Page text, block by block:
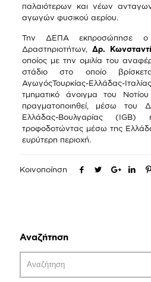
παλαιότερων και νέων
αγωγών φυσικού αερίου.
Την ΔΕΠΑ εκπροσώπησε ο
Δραστηριοτήτων, Δρ.
οποίος με την ομιλία του
στάδιο στο οποίο
ΑγωγόςΤουρκίας-Ελλάδας-
τμηματικό άνοιγμα του
πραγματοποιηθεί, μέσω του
Ελλάδας-Βουλγαρίας
τροφοδοτώντας μέσω της
ευρύτερη περιοχή.
Κοινοποίηση
Αναζήτηση